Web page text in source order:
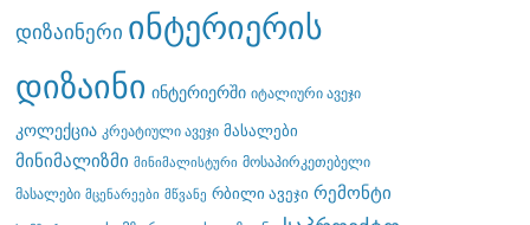
დიზაინერი ინტერიერის
დიზაინი ინტერიერში იტალიური ავეჯი
კოლექცია კრეატიული ავეჯი მასალები
მინიმალიზმი მინიმალისტური მოსაპირკეთებელი
მასალები მცენარეები მწვანე რბილი ავეჯი რემონტი